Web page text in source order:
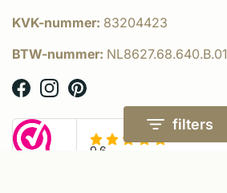
filters
KVK-nummer: 83204423
BTW-nummer: NL8627.68.640.B.01